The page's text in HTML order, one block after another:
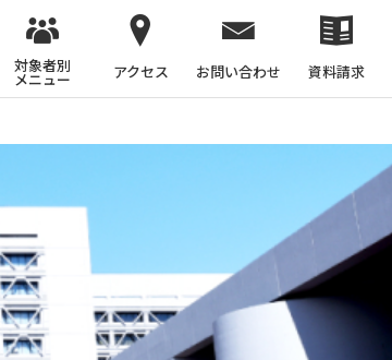
対象者別
メニュー アクセス お問い合わせ 資料請求